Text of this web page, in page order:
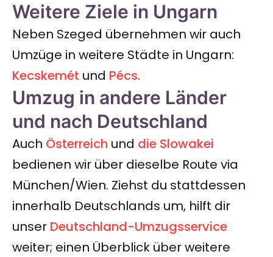
Weitere Ziele in Ungarn
Neben Szeged übernehmen wir auch
Umzüge in weitere Städte in Ungarn:
Kecskemét und Pécs.
Umzug in andere Länder
und nach Deutschland
Auch Österreich und die Slowakei
bedienen wir über dieselbe Route via
München/Wien. Ziehst du stattdessen
innerhalb Deutschlands um, hilft dir
unser Deutschland-Umzugsservice
weiter; einen Überblick über weitere